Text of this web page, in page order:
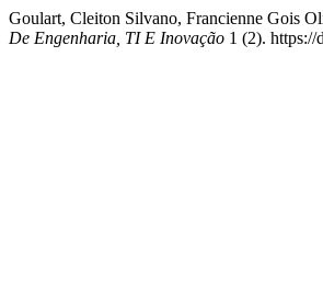
Goulart, Cleiton Silvano, Francienne Gois
De Engenharia, TI E Inovação 1 (2).